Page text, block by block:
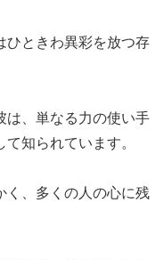
ひときわ異彩を放つ存
は、単なる力の使い手
て知られています。
く、多くの人の心に残